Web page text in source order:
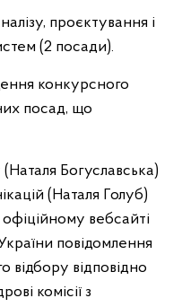
проєктування і
(2 посади).
конкурсного
посад, що
Богуславська)
(Наталя Голуб)
вебсайті
повідомлення
відбору відповідно
комісії з